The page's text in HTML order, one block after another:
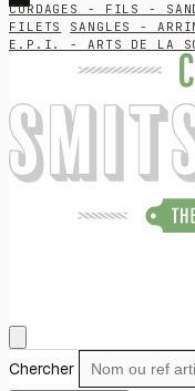
CORDAGES - FILS -
FILETS
SANGLES -
E.P.I. - ARTS DE LA
Chercher